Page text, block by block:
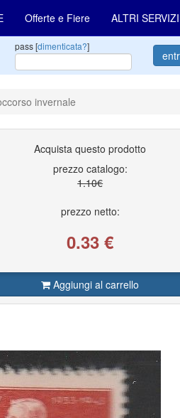
Offerte e Fiere ALTRI SERVIZI
pass [dimenticata?]
invernale
Acquista questo prodotto
prezzo catalogo:
1.10€
prezzo netto:
0.33 €
Aggiungi al carrello